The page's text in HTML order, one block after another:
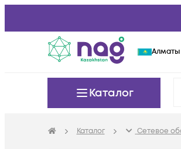
Алматы
Каталог
Каталог Сетевое